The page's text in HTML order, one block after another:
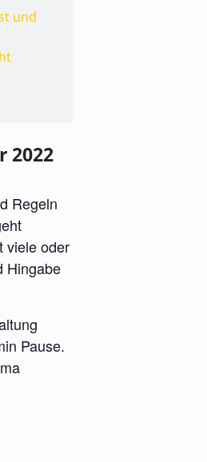
und
2022
Regeln
viele oder
Hingabe
Pause.